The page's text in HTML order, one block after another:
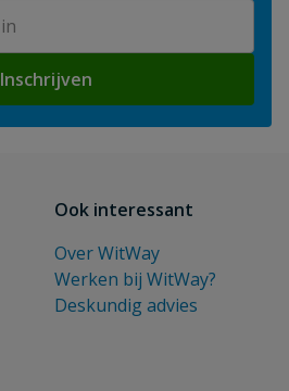
Inschrijven
Ook interessant
Over WitWay
Werken bij WitWay?
Deskundig advies